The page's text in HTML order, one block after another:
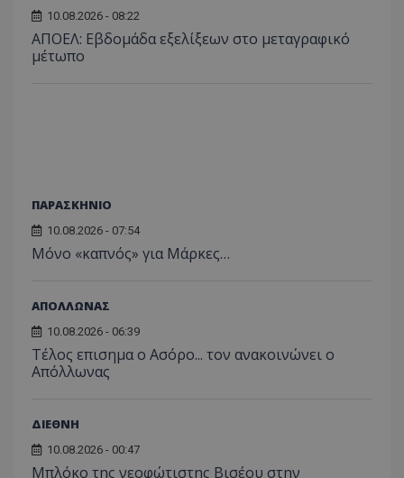
10.08.2026 - 08:22
ΑΠΟΕΛ: Εβδομάδα εξελίξεων στο μεταγραφικό
μέτωπο
ΠΑΡΑΣΚΗΝΙΟ
10.08.2026 - 07:54
Μόνο «καπνός» για Μάρκες…
ΑΠΟΛΛΩΝΑΣ
10.08.2026 - 06:39
Tέλος επισημα ο Ασόρο... τον ανακοινώνει ο
Απόλλωνας
ΔΙΕΘΝΗ
10.08.2026 - 00:47
Μπλόκο της νεοφώτιστης Βισέου στην